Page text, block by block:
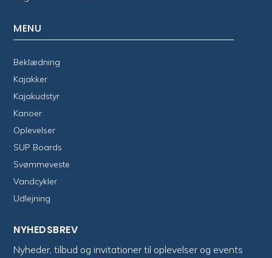
MENU
Beklædning
Kajakker
Kajakudstyr
Kanoer
Oplevelser
SUP Boards
Svømmeveste
Vandcykler
Udlejning
NYHEDSBREV
Nyheder, tilbud og invitationer til oplevelser og events